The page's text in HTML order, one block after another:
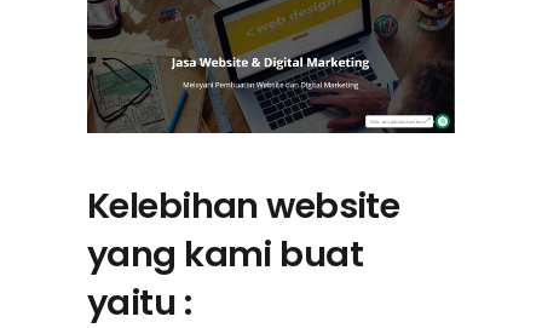
Kelebihan website
yang kami buat
yaitu :